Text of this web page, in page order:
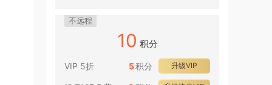
不远程
10 积分
VIP 5折 升级VIP
5积分